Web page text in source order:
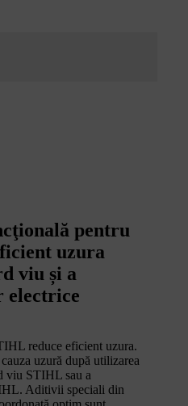
pentru
uzura
viu și a
electrice
reduce eficient uzura.
uzură după utilizarea
viu STIHL sau a
Aditivii speciali din